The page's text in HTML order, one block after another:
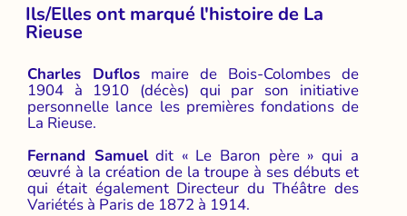
Ils/Elles ont marqué l'histoire de La
Rieuse
Charles Duflosmaire de Bois-Colombes de
1904 à 1910 (décès) qui par son initiative
personnelle lance les premières fondations de
La Rieuse.
Fernand Samueldit « Le Baron père » qui a
œuvré à la création de la troupe à ses débuts et
qui était également Directeur du Théâtre des
Variétés à Paris de 1872 à 1914.